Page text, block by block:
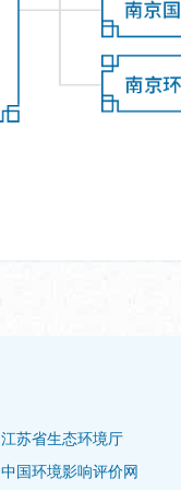
江苏省生态环境厅
中国环境影响评价网